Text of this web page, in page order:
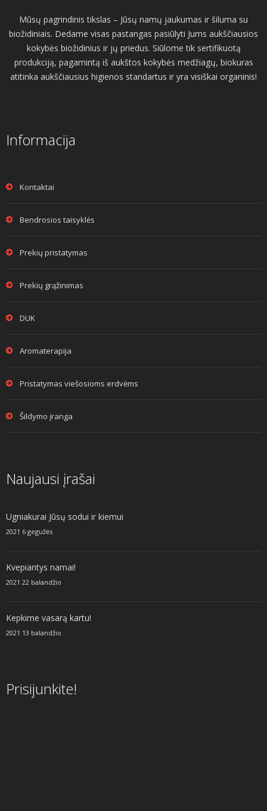
Mūsų pagrindinis tikslas – Jūsų namų jaukumas ir šiluma su
biožidiniais. Dedame visas pastangas pasiūlyti Jums aukščiausios
kokybės biožidinius ir jų priedus. Siūlome tik sertifikuotą
produkciją, pagamintą iš aukštos kokybės medžiagų, biokuras
atitinka aukščiausius higienos standartus ir yra visiškai organinis!
Informacija
Kontaktai
Bendrosios taisyklės
Prekių pristatymas
Prekių grąžinimas
DUK
Aromaterapija
Pristatymas viešosioms erdvėms
Šildymo įranga
Naujausi įrašai
Ugniakurai Jūsų sodui ir kiemui
2021 6 gegužės
Kvepiantys namai!
2021 22 balandžio
Kepkime vasarą kartu!
2021 13 balandžio
Prisijunkite!